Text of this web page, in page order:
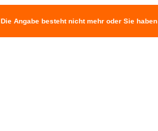
Die Angabe besteht nicht mehr oder Sie